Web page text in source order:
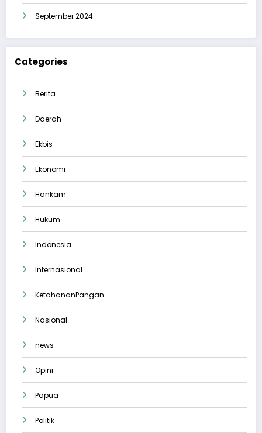
September 2024
Categories
Berita
Daerah
Ekbis
Ekonomi
Hankam
Hukum
Indonesia
Internasional
KetahananPangan
Nasional
news
Opini
Papua
Politik